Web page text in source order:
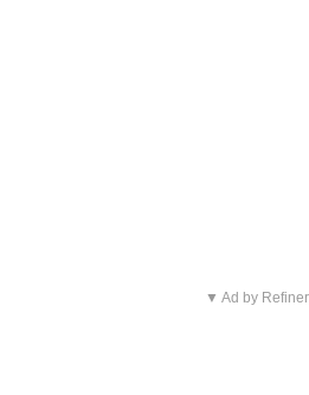
▼ Ad by